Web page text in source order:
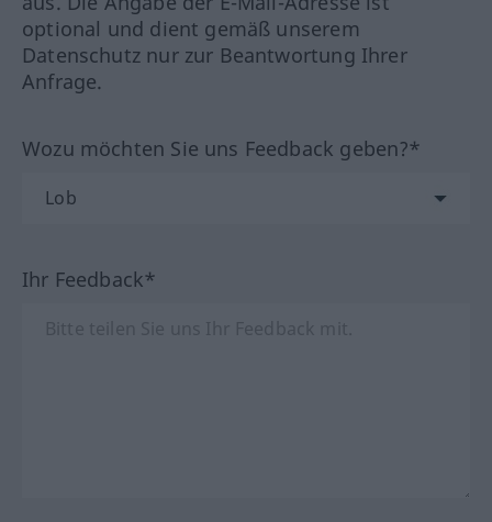
optional und dient gemäß unserem
Datenschutz nur zur Beantwortung Ihrer
Anfrage.
Wozu möchten Sie uns Feedback geben?*
Ihr Feedback*